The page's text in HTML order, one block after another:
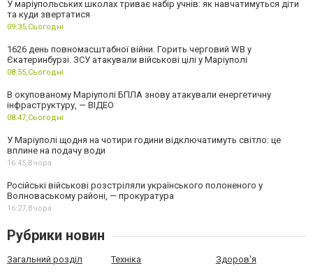
У маріупольських школах триває набір учнів: як навчатимуться діти
та куди звертатися
09:35,Сьогодні
1626 день повномасштабної війни. Горить черговий WB у
Єкатеринбурзі. ЗСУ атакували військові цілі у Маріуполі
08:55,Сьогодні
В окупованому Маріуполі БПЛА знову атакували енергетичну
інфраструктуру, — ВІДЕО
08:47,Сьогодні
У Маріуполі щодня на чотири години відключатимуть світло: це
вплине на подачу води
16:45,Вчора
Російські військові розстріляли українського полоненого у
Волноваському районі, — прокуратура
16:27,Вчора
Рубрики новин
Загальний розділ Техніка Здоров'я